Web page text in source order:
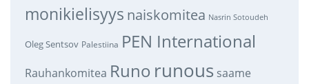
monikielisyys naiskomitea Nasrin Sotoudeh
Oleg Sentsov Palestiina PEN International
Rauhankomitea Runo runous saame